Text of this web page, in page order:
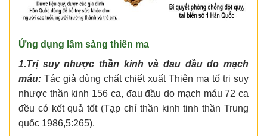
Ứng dụng lâm sàng thiên ma
1.Trị suy nhược thần kinh và đau đầu do mạch
máu: Tác giả dùng chất chiết xuất Thiên ma tố trị suy
nhược thần kinh 156 ca, đau đầu do mạch máu 72 ca
đều có kết quả tốt (Tạp chí thần kinh tinh thần Trung
quốc 1986,5:265).